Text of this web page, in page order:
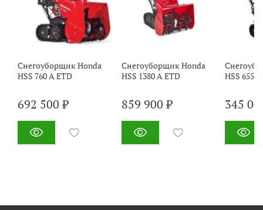
Снегоуборщик Honda
HSS 760 A ETD
692 500 ₽
Снегоуборщик Honda
HSS 1380 A ETD
859 900 ₽
HSS 655
345